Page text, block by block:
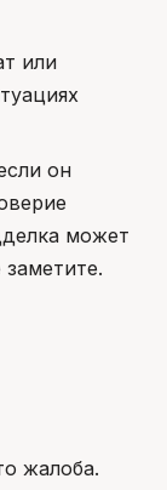
или
он
может
жалоба.